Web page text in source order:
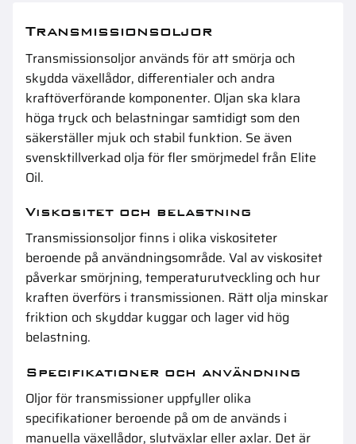
Transmissionsoljor
Transmissionsoljor används för att smörja och
skydda växellådor, differentialer och andra
kraftöverförande komponenter. Oljan ska klara
höga tryck och belastningar samtidigt som den
säkerställer mjuk och stabil funktion. Se även
svensktillverkad olja för fler smörjmedel från Elite
Oil.
Viskositet och belastning
Transmissionsoljor finns i olika viskositeter
beroende på användningsområde. Val av viskositet
påverkar smörjning, temperaturutveckling och hur
kraften överförs i transmissionen. Rätt olja minskar
friktion och skyddar kuggar och lager vid hög
belastning.
Specifikationer och användning
Oljor för transmissioner uppfyller olika
specifikationer beroende på om de används i
manuella växellådor, slutväxlar eller axlar. Det är